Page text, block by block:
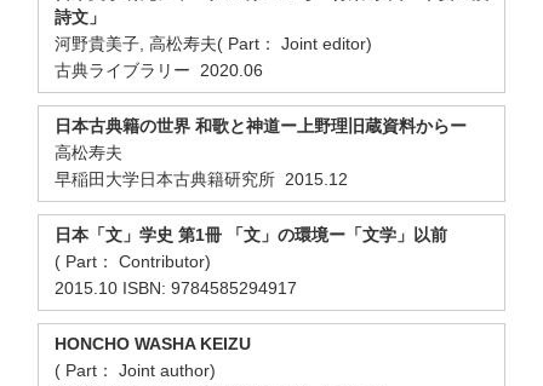
詩文」
河野貴美子, 高松寿夫( Part： Joint editor)
古典ライブラリー 2020.06
日本古典籍の世界 和歌と神道ー上野理旧蔵資料からー
高松寿夫
早稲田大学日本古典籍研究所 2015.12
日本「文」学史 第1冊 「文」の環境ー「文学」以前
( Part： Contributor)
2015.10 ISBN: 9784585294917
HONCHO WASHA KEIZU
( Part： Joint author)